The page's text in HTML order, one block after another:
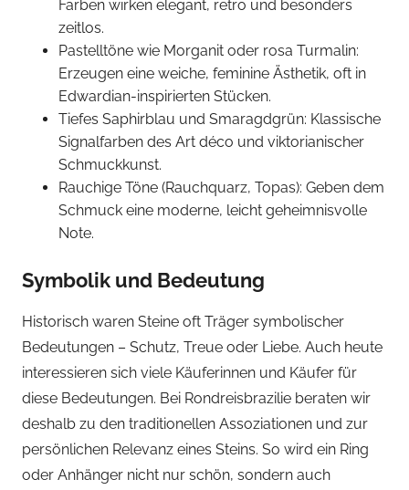
Farben wirken elegant, retro und besonders
zeitlos.
Pastelltöne wie Morganit oder rosa Turmalin:
Erzeugen eine weiche, feminine Ästhetik, oft in
Edwardian-inspirierten Stücken.
Tiefes Saphirblau und Smaragdgrün: Klassische
Signalfarben des Art déco und viktorianischer
Schmuckkunst.
Rauchige Töne (Rauchquarz, Topas): Geben dem
Schmuck eine moderne, leicht geheimnisvolle
Note.
Symbolik und Bedeutung
Historisch waren Steine oft Träger symbolischer
Bedeutungen – Schutz, Treue oder Liebe. Auch heute
interessieren sich viele Käuferinnen und Käufer für
diese Bedeutungen. Bei Rondreisbrazilie beraten wir
deshalb zu den traditionellen Assoziationen und zur
persönlichen Relevanz eines Steins. So wird ein Ring
oder Anhänger nicht nur schön, sondern auch